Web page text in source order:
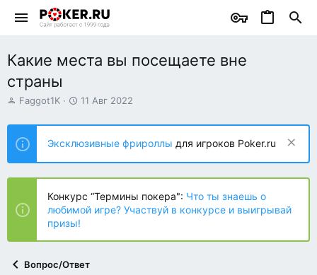
Какие места вы посещаете вне
страны
А
т
о
р
т
е
ы
Faggot1K
Д
т
н
а
ч
л
а
11 Авг 2022
Эксклюзивные фрироллы для игроков Poker.ru
Конкурс “Термины покера": Что ты знаешь о
любимой игре? Участвуй в конкурсе и выигрывай
призы!
Вопрос/Ответ